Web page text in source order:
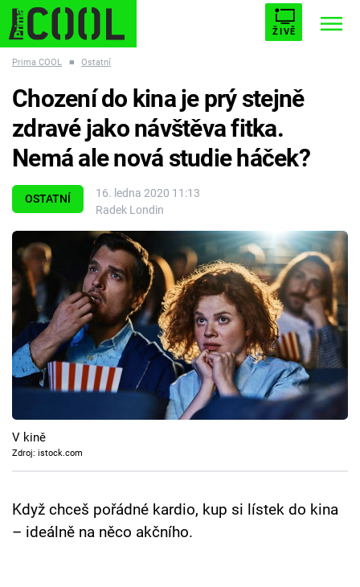
ŽIVĚ
ESCAPE PLNEJ KOTEL AVENGERS 5
Témata
Filmy
Seriály
Hry
Cool Esport
Pořady
TV Program
Prima COOL ■ Ostatní
OSTATNÍ
16. ledna 2020 11:13
Radek Londin
Chození do kina je prý stejně
zdravé jako návštěva fitka.
Nemá ale nová studie háček?
V kině
Zdroj: istock.com
Když chceš pořádné kardio, kup si lístek do kina
– ideálně na něco akčního.